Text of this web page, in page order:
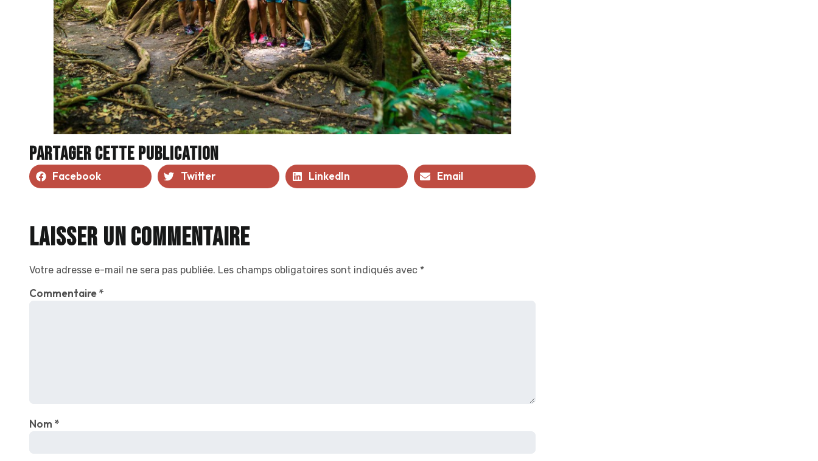
Partager cette publication
Facebook Twitter LinkedIn Email
Laisser un commentaire
Votre adresse e-mail ne sera pas publiée. Les champs obligatoires sont indiqués avec *
Commentaire*
Nom *